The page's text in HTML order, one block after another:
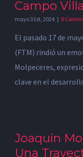
Campo
mayo 31st, 2024 | 0
El pasado 17 de
(FTM) rindió un
Molpeceres,
clave en el
Joaquín
Una